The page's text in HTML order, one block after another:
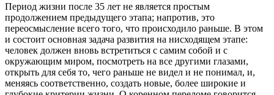
Период жизни после 35 лет не является простым
продолжением предыдущего этапа; напротив, это
переосмысление всего того, что происходило раньше. В этом
и состоит основная задача развития на нисходящем этапе:
человек должен вновь встретиться с самим собой и с
окружающим миром, посмотреть на все другими глазами,
открыть для себя то, чего раньше не видел и не понимал, и,
меняясь соответственно, создать новые, более широкие и